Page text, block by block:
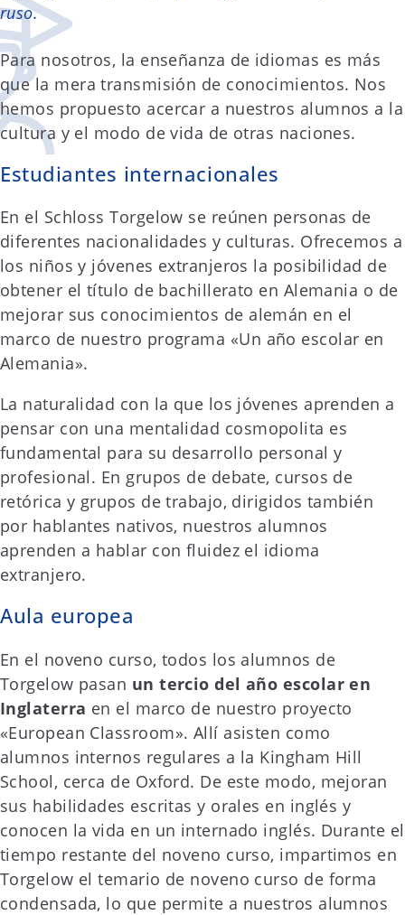
ruso.
Para nosotros, la enseñanza de idiomas es más
que la mera transmisión de conocimientos. Nos
hemos propuesto acercar a nuestros alumnos a la
cultura y el modo de vida de otras naciones.
Estudiantes internacionales
En el Schloss Torgelow se reúnen personas de
diferentes nacionalidades y culturas. Ofrecemos a
los niños y jóvenes extranjeros la posibilidad de
obtener el título de bachillerato en Alemania o de
mejorar sus conocimientos de alemán en el
marco de nuestro programa «Un año escolar en
Alemania».
La naturalidad con la que los jóvenes aprenden a
pensar con una mentalidad cosmopolita es
fundamental para su desarrollo personal y
profesional. En grupos de debate, cursos de
retórica y grupos de trabajo, dirigidos también
por hablantes nativos, nuestros alumnos
aprenden a hablar con fluidez el idioma
extranjero.
Aula europea
En el noveno curso, todos los alumnos de
Torgelow pasan un tercio del año escolar en
Inglaterra en el marco de nuestro proyecto
«European Classroom». Allí asisten como
alumnos internos regulares a la Kingham Hill
School, cerca de Oxford. De este modo, mejoran
sus habilidades escritas y orales en inglés y
conocen la vida en un internado inglés. Durante el
tiempo restante del noveno curso, impartimos en
Torgelow el temario de noveno curso de forma
condensada, lo que permite a nuestros alumnos